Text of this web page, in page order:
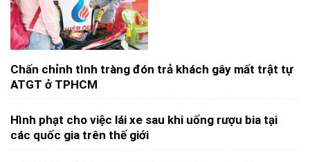
Chấn chỉnh tình tràng đón trả khách gây mất trật tự
ATGT ở TPHCM
Hình phạt cho việc lái xe sau khi uống rượu bia tại
các quốc gia trên thế giới